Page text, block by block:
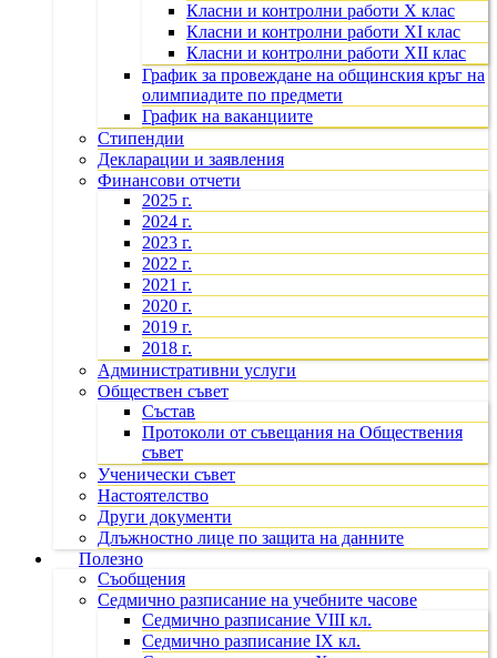
Класни и контролни работи X клас
Класни и контролни работи XI клас
Класни и контролни работи XII клас
График за провеждане на общинския кръг на
олимпиадите по предмети
График на ваканциите
Стипендии
Декларации и заявления
Финансови отчети
2025 г.
2024 г.
2023 г.
2022 г.
2021 г.
2020 г.
2019 г.
2018 г.
Административни услуги
Обществен съвет
Състав
Протоколи от съвещания на Обществения
съвет
Ученически съвет
Настоятелство
Други документи
Длъжностно лице по защита на данните
Полезно
Съобщения
Седмично разписание на учебните часове
Седмично разписание VIII кл.
Седмично разписание IX кл.